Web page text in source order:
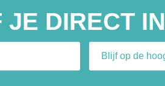
JE DIRECT IN